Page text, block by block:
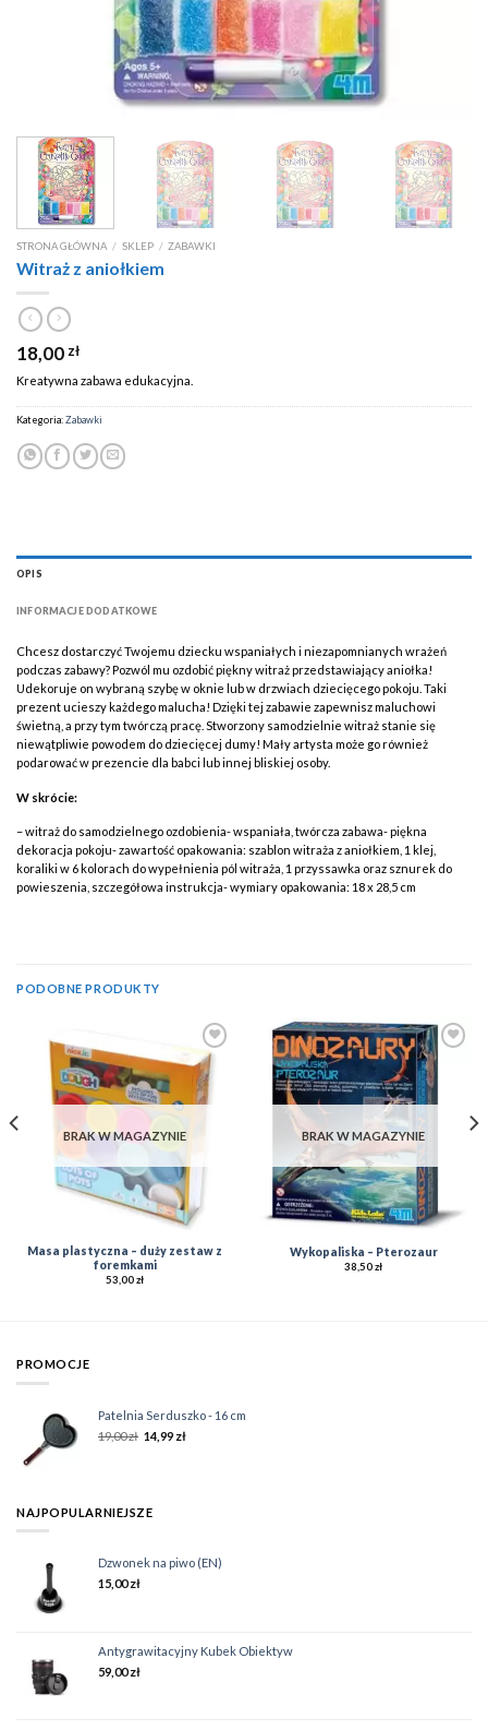
STRONA GŁÓWNA / SKLEP / ZABAWKI
Witraż z aniołkiem
18,00 zł
Kreatywna zabawa edukacyjna.
Kategoria:Zabawki
OPIS
INFORMACJE DODATKOWE
Chcesz dostarczyć Twojemu dziecku wspaniałych i niezapomnianych wrażeń
podczas zabawy? Pozwól mu ozdobić piękny witraż przedstawiający aniołka!
Udekoruje on wybraną szybę w oknie lub w drzwiach dziecięcego pokoju. Taki
prezent ucieszy każdego malucha! Dzięki tej zabawie zapewnisz maluchowi
świetną, a przy tym twórczą pracę. Stworzony samodzielnie witraż stanie się
niewątpliwie powodem do dziecięcej dumy! Mały artysta może go również
podarować w prezencie dla babci lub innej bliskiej osoby.
W skrócie:
– witraż do samodzielnego ozdobienia- wspaniała, twórcza zabawa- piękna
dekoracja pokoju- zawartość opakowania: szablon witraża z aniołkiem, 1 klej,
koraliki w 6 kolorach do wypełnienia pól witraża, 1 przyssawka oraz sznurek do
powieszenia, szczegółowa instrukcja- wymiary opakowania: 18 x 28,5 cm
PODOBNE PRODUKTY
Add to
Wishlist
BRAK W MAGAZYNIE
Masa plastyczna – duży zestaw z
foremkami
53,00zł
Add to
Wishlist
BRAK W MAGAZYNIE
Wykopaliska – Pterozaur
38,50zł
PROMOCJE
Patelnia Serduszko - 16 cm
19,00zł 14,99 zł
NAJPOPULARNIEJSZE
Dzwonek na piwo (EN)
15,00zł
Antygrawitacyjny Kubek Obiektyw
59,00zł